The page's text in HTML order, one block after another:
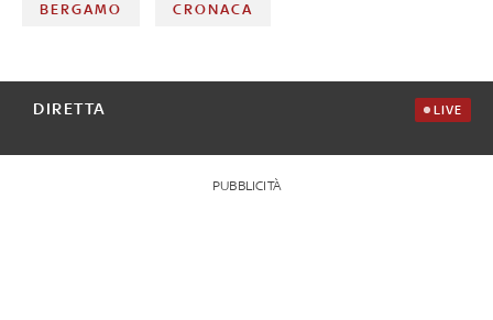
BERGAMO CRONACA
DIRETTA LIVE
PUBBLICITÀ